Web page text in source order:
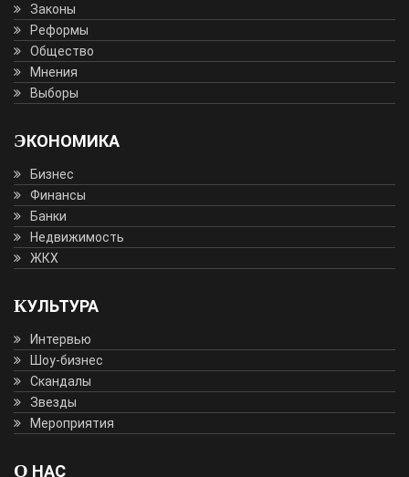
Законы
Реформы
Общество
Мнения
Выборы
ЭКОНОМИКА
Бизнес
Финансы
Банки
Недвижимость
ЖКХ
КУЛЬТУРА
Интервью
Шоу-бизнес
Скандалы
Звезды
Мероприятия
О НАС